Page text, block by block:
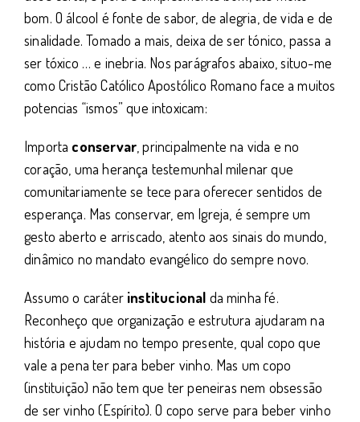
bom. O álcool é fonte de sabor, de alegria, de vida e de
sinalidade. Tomado a mais, deixa de ser tónico, passa a
ser tóxico … e inebria. Nos parágrafos abaixo, situo-me
como Cristão Católico Apostólico Romano face a muitos
potencias “ismos” que intoxicam:
Importa conservar , principalmente na vida e no
coração, uma herança testemunhal milenar que
comunitariamente se tece para oferecer sentidos de
esperança. Mas conservar, em Igreja, é sempre um
gesto aberto e arriscado, atento aos sinais do mundo,
dinâmico no mandato evangélico do sempre novo.
Assumo o caráter institucional da minha fé.
Reconheço que organização e estrutura ajudaram na
história e ajudam no tempo presente, qual copo que
vale a pena ter para beber vinho. Mas um copo
(instituição) não tem que ter peneiras nem obsessão
de ser vinho (Espírito). O copo serve para beber vinho